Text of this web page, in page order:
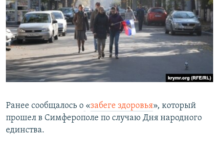
Ранее сообщалось о «​забеге здоровья»​, который
прошел в Симферополе по случаю Дня народного
единства.